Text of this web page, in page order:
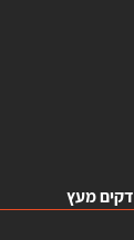
דקים מעץ